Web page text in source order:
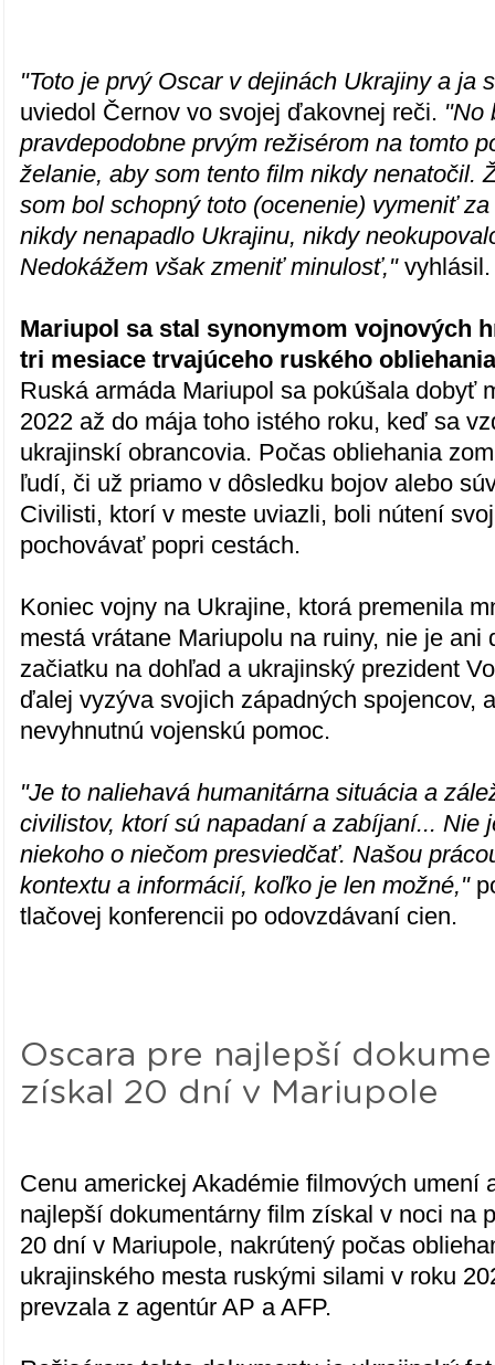
"Toto je prvý Oscar v dejinách Ukrajiny a ja
uviedol Černov vo svojej ďakovnej reči. "No
pravdepodobne prvým režisérom na tomto
želanie, aby som tento film nikdy nenatočil.
som bol schopný toto (ocenenie) vymeniť
nikdy nenapadlo Ukrajinu, nikdy
Nedokážem však zmeniť minulosť,"vyhlásil.
Mariupol sa stal synonymom vojnových
tri mesiace trvajúceho ruského
Ruská armáda Mariupol sa pokúšala dobyť
2022 až do mája toho istého roku, keď sa
ukrajinskí obrancovia. Počas obliehania
ľudí, či už priamo v dôsledku bojov alebo
Civilisti, ktorí v meste uviazli, boli nútení
pochovávať popri cestách.
Koniec vojny na Ukrajine, ktorá premenila
mestá vrátane Mariupolu na ruiny, nie je ani
začiatku na dohľad a ukrajinský prezident
ďalej vyzýva svojich západných spojencov,
nevyhnutnú vojenskú pomoc.
"Je to naliehavá humanitárna situácia a
civilistov, ktorí sú napadaní a zabíjaní... Nie
niekoho o niečom presviedčať. Našou
kontextu a informácií, koľko je len možné,"
tlačovej konferencii po odovzdávaní cien.
Oscara pre najlepší
získal 20 dní v Mariupole
Cenu americkej Akadémie filmových umení
najlepší dokumentárny film získal v noci na
20 dní v Mariupole, nakrútený počas
ukrajinského mesta ruskými silami v roku
prevzala z agentúr AP a AFP.